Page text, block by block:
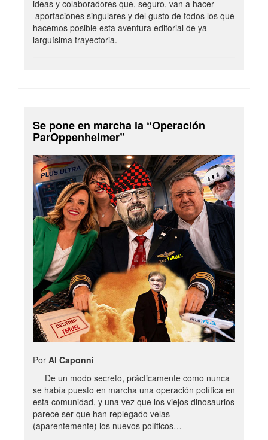
ideas y colaboradores que, seguro, van a hacer
aportaciones singulares y del gusto de todos los que
hacemos posible esta aventura editorial de ya
larguísima trayectoria.
Se pone en marcha la “Operación
ParOppenheimer”
Por Al Caponni
De un modo secreto, prácticamente como nunca
se había puesto en marcha una operación política en
esta comunidad, y una vez que los viejos dinosaurios
parece ser que han replegado velas
(aparentemente) los nuevos políticos…